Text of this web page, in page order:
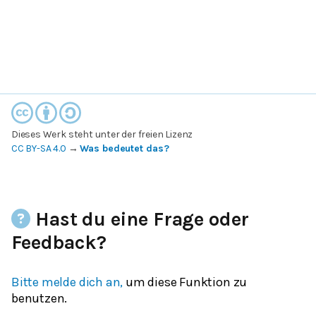
Dieses Werk steht unter der freien Lizenz
CC BY-SA 4.0 →Was bedeutet das?
Hast du eine Frage oder
Feedback?
Bitte melde dich an, um diese Funktion zu
benutzen.